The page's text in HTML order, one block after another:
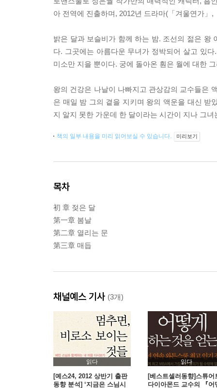
아 전역에 진출하며, 2012년 드라마(「겨울연가
밝은 달과 보슬비가 함께 하는 밤. 조선의 젊은 왕
다. 그곳에는 아름다운 무녀가 정박되어 살고 있
미소만 지을 뿐이다. 궁에 돌아온 훤은 월에 대한
왕의 건강은 나날이 나빠지고 관상감의 교수들은
은 매일 밤 그의 곁을 지키며 왕의 액운을 대신 받
지 알지 못한 가운데 한 달이라는 시간이 지나 그
책의 일부 내용을 미리 읽어보실 수 있습니다. 미리보기
목차
初 章 젖은 달
第一章 봄날
第二章 열리는 문
第三章 매듭
채널예스 기사 (3개)
읽다
[예스24, 2012 상반기 출판
동향 분석] ‘지금은 스님시
읽다
[베스트셀러동향]스튜어
다이아몬드 교수의 『어